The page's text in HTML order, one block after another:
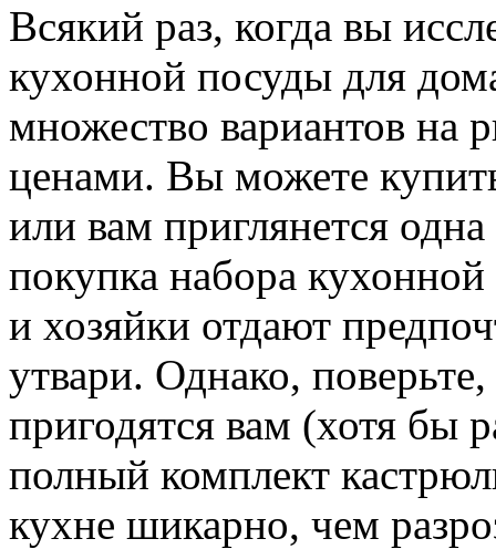
Всякий раз, когда вы
кухонной посуды для
множество вариантов на
ценами. Вы можете
или вам приглянется одна
покупка набора
и хозяйки отдают
утвари. Однако,
пригодятся вам (хотя бы
полный комплект
кухне шикарно, чем